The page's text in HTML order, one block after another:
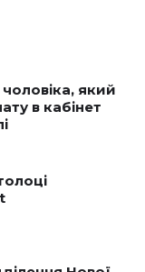
який
в кабінет